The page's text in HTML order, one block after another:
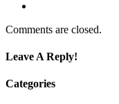
Comments are closed.
Leave A Reply!
Categories